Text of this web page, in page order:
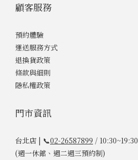
顧客服務
預約體驗
運送服務方式
退換貨政策
條款與細則
隱私權政策
門市資訊
台北店 | 📞02-26587899 / 10:30~19:30
(週一休館、週二週三預約制)